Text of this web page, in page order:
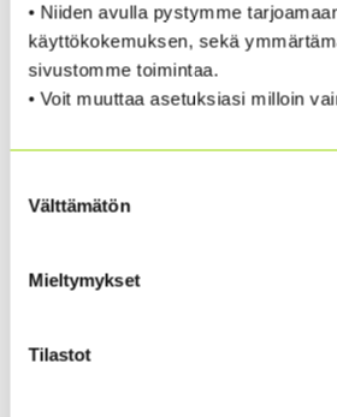
• Niiden avulla pystymme
käyttökokemuksen, sekä
sivustomme toimintaa.
• Voit muuttaa asetuksiasi milloin
valinta
Välttämätön
Mieltymykset
Tilastot
Certification in Risk Management
on Institute of Internal Auditors:in
Riskienhallinnan arvioinnin
CRMA:n avulla pystyt todistamaan
tehokkaasti tarkastusta ja ylintä
Varmistaa riskienhallinnan ja
Kouluttaa johtoa ja